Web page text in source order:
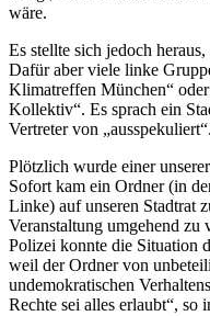
wäre.
Es stellte sich jedoch
Dafür aber viele linke
Klimatreffen München“
Kollektiv“. Es sprach ein
Vertreter von „ausspekuliert“.
Plötzlich wurde einer
Sofort kam ein Ordner (in
Linke) auf unseren Stadtrat
Veranstaltung umgehend zu
Polizei konnte die Situation
weil der Ordner von
undemokratischen
Rechte sei alles erlaubt“, so